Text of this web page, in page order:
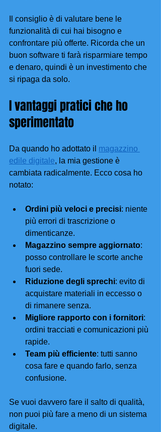
Il consiglio è di valutare bene le
funzionalità di cui hai bisogno e
confrontare più offerte. Ricorda che un
buon software ti farà risparmiare tempo
e denaro, quindi è un investimento che
si ripaga da solo.
I vantaggi pratici che ho
sperimentato
Da quando ho adottato il magazzino
edile digitale, la mia gestione è
cambiata radicalmente. Ecco cosa ho
notato:
Ordini più veloci e precisi: niente
più errori di trascrizione o
dimenticanze.
Magazzino sempre aggiornato:
posso controllare le scorte anche
fuori sede.
Riduzione degli sprechi: evito di
acquistare materiali in eccesso o
di rimanere senza.
Migliore rapporto con i fornitori:
ordini tracciati e comunicazioni più
rapide.
Team più efficiente: tutti sanno
cosa fare e quando farlo, senza
confusione.
Se vuoi davvero fare il salto di qualità,
non puoi più fare a meno di un sistema
digitale.